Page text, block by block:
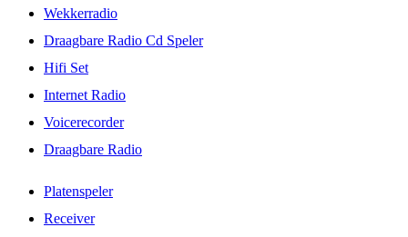
Wekkerradio
Draagbare Radio Cd Speler
Hifi Set
Internet Radio
Voicerecorder
Draagbare Radio
Platenspeler
Receiver